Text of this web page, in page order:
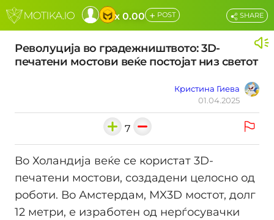
x 0.00 + POST
Револуција во градежништвото: 3D-
печатени мостови веќе постојат низ светот
Кристина Гиева
01.04.2025
SHARE
7
Во Холандија веќе се користат 3D-
печатени мостови, создадени целосно од
роботи. Во Амстердам, MX3D мостот, долг
12 метри, е изработен од нерѓосувачки